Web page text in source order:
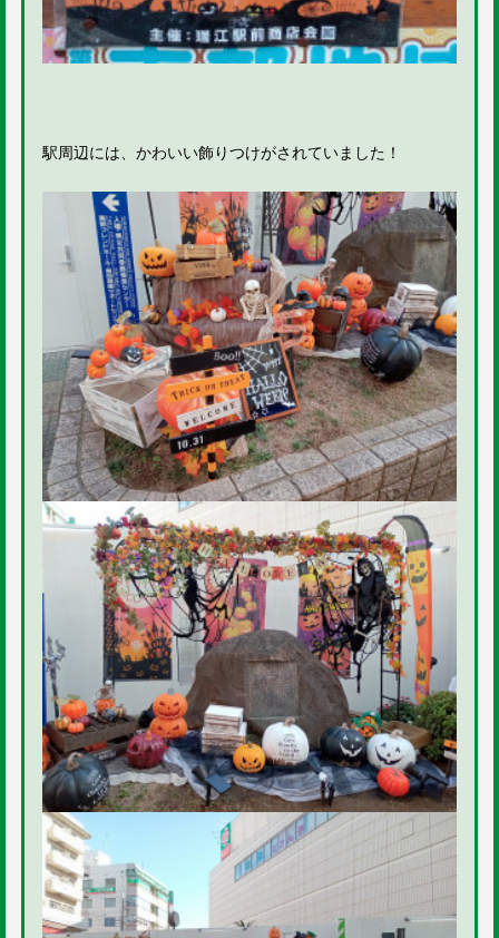
駅周辺には、かわいい飾りつけがされていました！